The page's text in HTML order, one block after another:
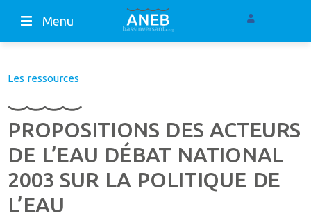
Menu
Les ressources
PROPOSITIONS DES ACTEURS
DE L’EAU DÉBAT NATIONAL
2003 SUR LA POLITIQUE DE
L’EAU